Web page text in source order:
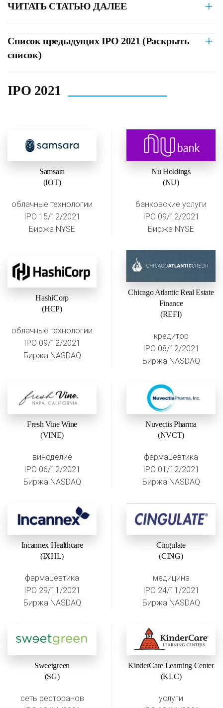
ЧИТАТЬ СТАТЬЮ ДАЛЕЕ
Список предыдущих IPO 2021 (Раскрыть
список)
IPO 2021
Samsara
(IOT)
облачные технологии
IPO 15/12/2021
Биржа NYSE
Nu Holdings
(NU)
банковские услуги
IPO 09/12/2021
Биржа NYSE
HashiCorp
(HCP)
облачные технологии
IPO 09/12/2021
Биржа NASDAQ
Chicago Atlantic Real Estate
Finance
(REFI)
кредитор
IPO 08/12/2021
Биржа NASDAQ
Fresh Vine Wine
(VINE)
виноделие
IPO 06/12/2021
Биржа NASDAQ
Nuvectis Pharma
(NVCT)
фармацевтика
IPO 01/12/2021
Биржа NASDAQ
Incannex Healthcare
(IXHL)
фармацевтика
IPO 29/11/2021
Биржа NASDAQ
Cingulate
(CING)
медицина
IPO 24/11/2021
Биржа NASDAQ
Sweetgreen
(SG)
сеть ресторанов
KinderCare Learning Center
(KLC)
услуги